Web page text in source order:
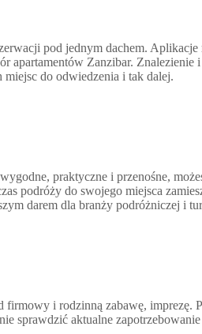
pod jednym dachem. Aplikacje
apartamentów Zanzibar. Znalezienie
do odwiedzenia i tak dalej.
praktyczne i przenośne,
podróży do swojego miejsca
darem dla branży podróżniczej i
i rodzinną zabawę, imprezę.
sprawdzić aktualne